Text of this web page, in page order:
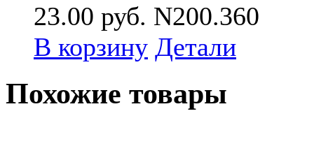
23.00 руб. N200.360
В корзину Детали
Похожие товары